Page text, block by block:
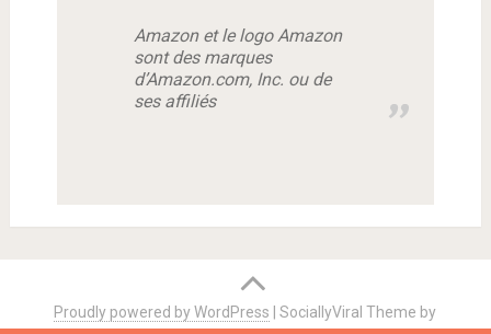
Amazon et le logo Amazon
sont des marques
d’Amazon.com, Inc. ou de
ses affiliés
Proudly powered by WordPress |SociallyViral Theme by